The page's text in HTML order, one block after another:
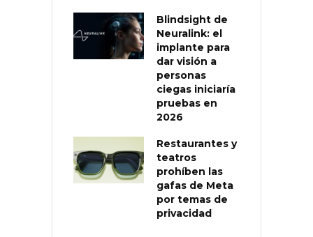
Blindsight de
Neuralink: el
implante para
dar visión a
personas
ciegas iniciaría
pruebas en
2026
Restaurantes y
teatros
prohíben las
gafas de Meta
por temas de
privacidad